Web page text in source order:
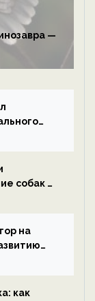
—
собак с
на
как